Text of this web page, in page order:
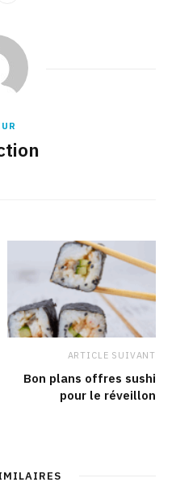
ARTICLE SUIVANT
Bon plans offres sushi
pour le réveillon